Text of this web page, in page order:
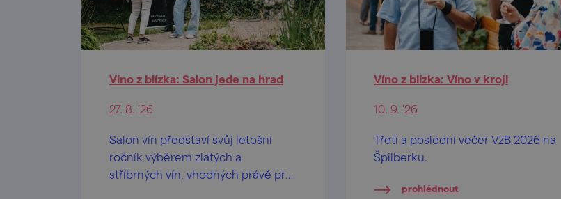
Víno z blízka: Salon jede na hrad
27. 8. '26
Salon vín představí svůj letošní
ročník výběrem zlatých a
stříbrných vín, vhodných právě pro
Víno z blízka: Víno v kroji
10. 9. '26
Třetí a poslední večer VzB 2026 na
Špilberku.
prohlédnout